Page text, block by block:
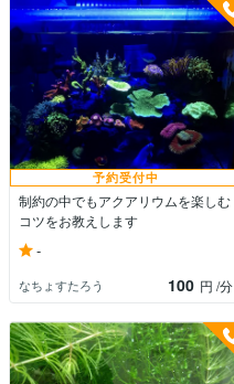
予約受付中
制約の中でもアクアリウムを楽しむ
コツをお教えします
-
なちょすたろう 100 円 /分